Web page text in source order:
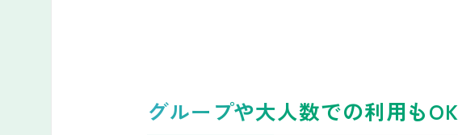
グループや大人数での利用もOK